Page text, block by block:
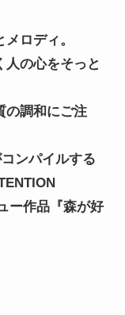
ロディ。
人の心をそっと
の調和にご注
ンパイルする
ー作品『森が好